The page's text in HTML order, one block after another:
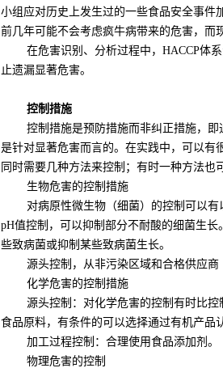
小组应对历史上发生过的一些食品安全事件
前几年可能不会考虑疯牛病带来的危害，而
在危害识别、分析过程中，HACCP体系
止遗漏显著危害。
控制措施
控制措施是预防措施而非纠正措施，即
是针对显著危害而言的。在实践中，可以有
同时需要几种方法来控制；有时一种方法也
生物危害的控制措施
对病原性微生物（细菌）的控制可以有
pH值控制，可以抑制部分不耐酸的细菌生
些致病菌或抑制某些致病菌生长。
源头控制，从非污染区域和合格供应商
化学危害的控制措施
源头控制：对化学危害的控制有时比控
食品原料，有条件的可以选择通过有机产品
加工过程控制：合理使用食品添加剂。
物理危害的控制